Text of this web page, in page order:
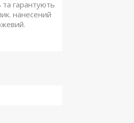
та гарантують
нанесений